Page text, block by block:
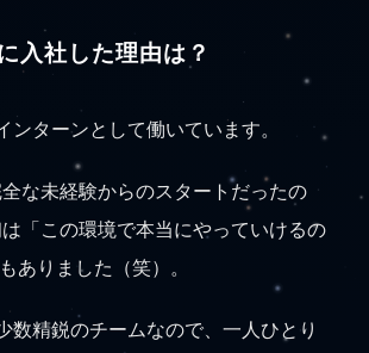
入社した理由は？
ンターンとして働いています。
な未経験からのスタートだったの
「この環境で本当にやっていけるの
ありました（笑）。
数精鋭のチームなので、一人ひとり